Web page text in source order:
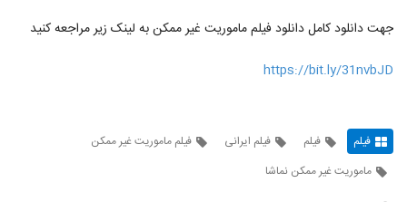
جهت دانلود کامل دانلود فیلم ماموریت غیر ممکن به لینک زیر مراجعه کنید
https://bit.ly/31nvbJD
فیلم فیلم فیلم ایرانی
فیلم ماموریت غیر ممکن
ماموریت غیر ممکن نماشا